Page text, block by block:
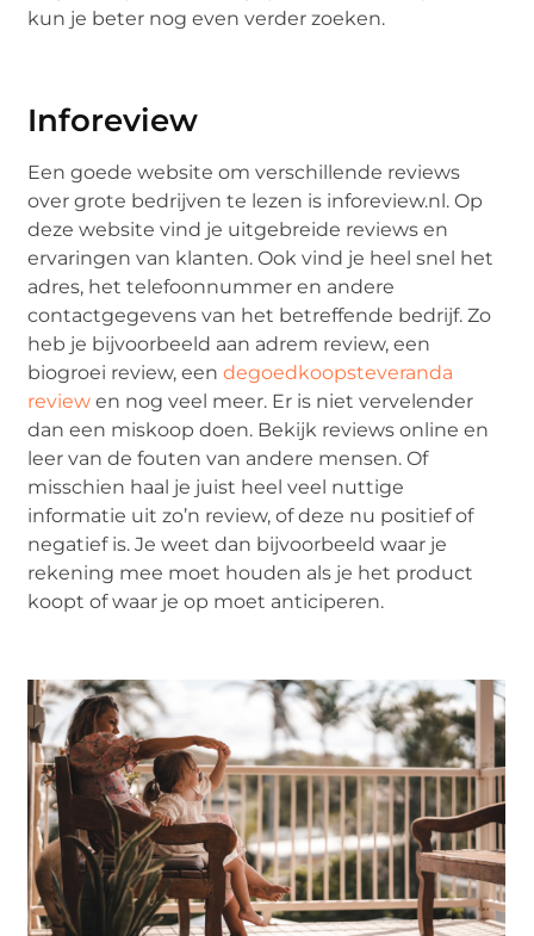
kun je beter nog even verder zoeken.
Inforeview
Een goede website om verschillende reviews
over grote bedrijven te lezen is inforeview.nl. Op
deze website vind je uitgebreide reviews en
ervaringen van klanten. Ook vind je heel snel het
adres, het telefoonnummer en andere
contactgegevens van het betreffende bedrijf. Zo
heb je bijvoorbeeld aan adrem review, een
biogroei review, eendegoedkoopsteveranda
review en nog veel meer. Er is niet vervelender
dan een miskoop doen. Bekijk reviews online en
leer van de fouten van andere mensen. Of
misschien haal je juist heel veel nuttige
informatie uit zo’n review, of deze nu positief of
negatief is. Je weet dan bijvoorbeeld waar je
rekening mee moet houden als je het product
koopt of waar je op moet anticiperen.